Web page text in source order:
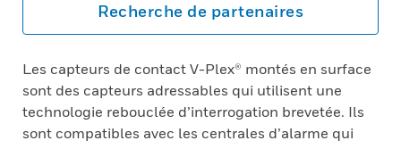
Recherche de partenaires
Les capteurs de contact V-Plex® montés en surface
sont des capteurs adressables qui utilisent une
technologie rebouclée d’interrogation brevetée. Ils
sont compatibles avec les centrales d’alarme qui